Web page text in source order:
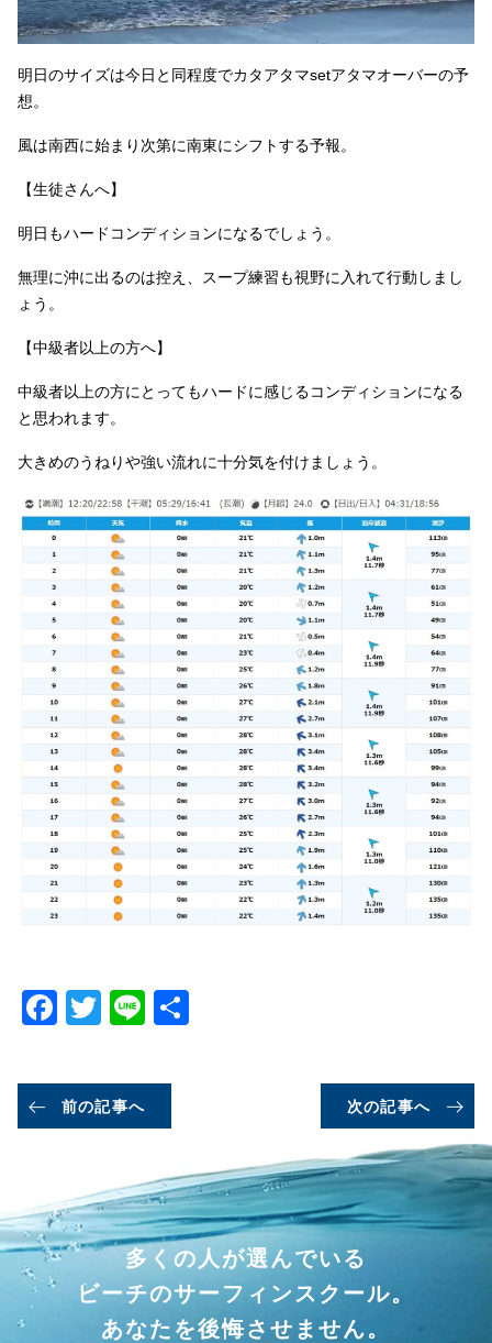
明日のサイズは今日と同程度でカタアタマsetアタマオーバーの予
想。
風は南西に始まり次第に南東にシフトする予報。
【生徒さんへ】
明日もハードコンディションになるでしょう。
無理に沖に出るのは控え、スープ練習も視野に入れて行動しまし
ょう。
【中級者以上の方へ】
中級者以上の方にとってもハードに感じるコンディションになる
と思われます。
大きめのうねりや強い流れに十分気を付けましょう。
Facebook
Twitter
Line
前の記事へ 次の記事へ
多くの人が選んでいる
ビーチのサーフィンスクール。
あなたを後悔させません。